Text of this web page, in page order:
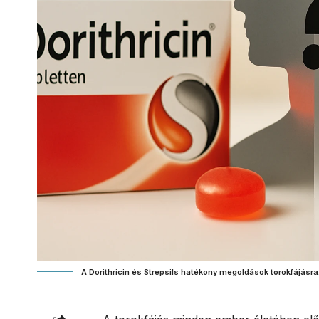
A Dorithricin és Strepsils hatékony megoldások